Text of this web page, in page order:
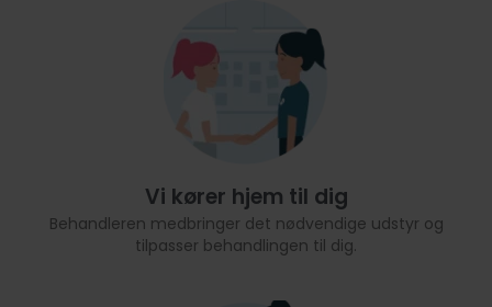
Vi kører hjem til dig
Behandleren medbringer det nødvendige udstyr og
tilpasser behandlingen til dig.